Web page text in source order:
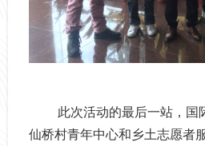
此次活动的最后一站，国
仙桥村青年中心和乡土志愿者